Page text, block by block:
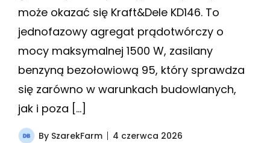
może okazać się Kraft&Dele KD146. To
jednofazowy agregat prądotwórczy o
mocy maksymalnej 1500 W, zasilany
benzyną bezołowiową 95, który sprawdza
się zarówno w warunkach budowlanych,
jak i poza […]
By SzarekFarm 4 czerwca 2026